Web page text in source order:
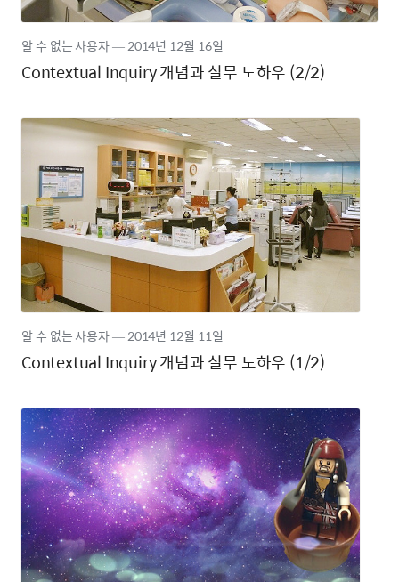
Contextual Inquiry 개념과 실무 노하우 (2/2)
알 수 없는 사용자―2014년 12월 16일
Contextual Inquiry 개념과 실무 노하우 (1/2)
알 수 없는 사용자―2014년 12월 11일